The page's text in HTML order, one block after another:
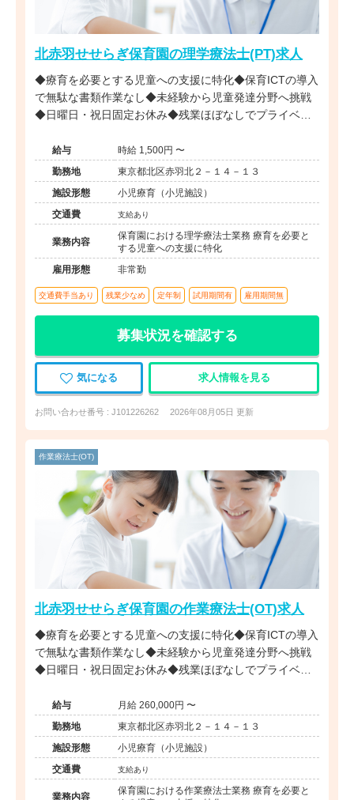
北赤羽せせらぎ保育園の理学療法士(PT)求人
◆療育を必要とする児童への支援に特化◆保育ICTの導入
で無駄な書類作業なし◆未経験から児童発達分野へ挑戦
◆日曜日・祝日固定お休み◆残業ほぼなしでプライベー
給与
時給 1,500円 〜
勤務地
東京都北区赤羽北２－１４－１３
施設形態
小児療育（小児施設）
交通費
支給あり
業務内容
保育園における理学療法士業務 療育を必要と
する児童への支援に特化
雇用形態
非常勤
交通費手当あり 残業少なめ 定年制 試用期間有 雇用期間無
募集状況を確認する
気になる 求人情報を見る
お問い合わせ番号 : J101226262 2026年08月05日 更新
作業療法士(OT)
北赤羽せせらぎ保育園の作業療法士(OT)求人
◆療育を必要とする児童への支援に特化◆保育ICTの導入
で無駄な書類作業なし◆未経験から児童発達分野へ挑戦
◆日曜日・祝日固定お休み◆残業ほぼなしでプライベー
給与
月給 260,000円 〜
勤務地
東京都北区赤羽北２－１４－１３
施設形態
小児療育（小児施設）
交通費
支給あり
業務内容
保育園における作業療法士業務 療育を必要と